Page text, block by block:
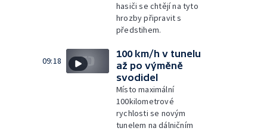
hasiči se chtějí na tyto
hrozby připravit s
předstihem.
09:18
100 km/h v tunelu
až po výměně
svodidel
Místo maximální
100kilometrové
rychlosti se novým
tunelem na dálničním